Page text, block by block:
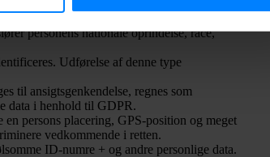
personens nationale oprindelse, race,
Udførelse af denne type
til ansigtsgenkendelse, regnes som
data i henhold til GDPR.
en persons placering, GPS-position og meget
vedkommende i retten.
ID-numre + og andre personlige data.